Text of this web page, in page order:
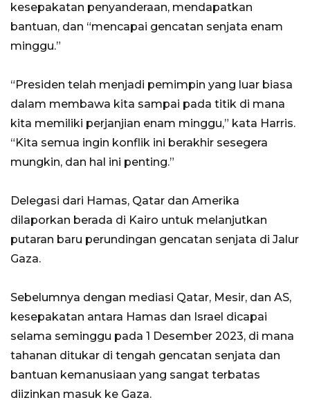
kesepakatan penyanderaan, mendapatkan
bantuan, dan “mencapai gencatan senjata enam
minggu.”
“Presiden telah menjadi pemimpin yang luar biasa
dalam membawa kita sampai pada titik di mana
kita memiliki perjanjian enam minggu,” kata Harris.
“Kita semua ingin konflik ini berakhir sesegera
mungkin, dan hal ini penting.”
Delegasi dari Hamas, Qatar dan Amerika
dilaporkan berada di Kairo untuk melanjutkan
putaran baru perundingan gencatan senjata di Jalur
Gaza.
Sebelumnya dengan mediasi Qatar, Mesir, dan AS,
kesepakatan antara Hamas dan Israel dicapai
selama seminggu pada 1 Desember 2023, di mana
tahanan ditukar di tengah gencatan senjata dan
bantuan kemanusiaan yang sangat terbatas
diizinkan masuk ke Gaza.